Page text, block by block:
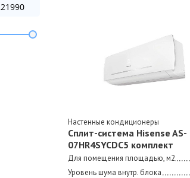
Настенные кондиционеры
Сплит-система Hisense AS-
07HR4SYCDC5 комплект
Для помещения площадью, м2
Уровень шума внутр. блока